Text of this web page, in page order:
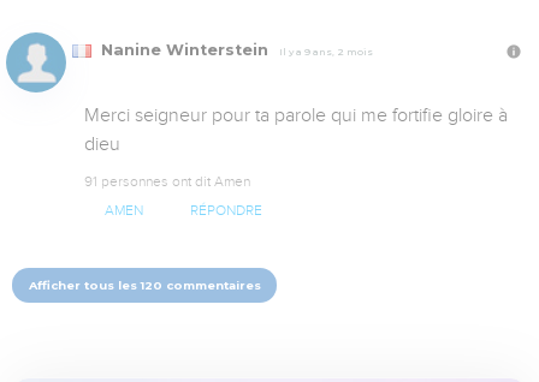
Nanine Winterstein Il y a 9 ans, 2 mois
Merci seigneur pour ta parole qui me fortifie gloire à
dieu
91 personnes ont dit Amen
AMEN RÉPONDRE
Afficher tous les 120 commentaires